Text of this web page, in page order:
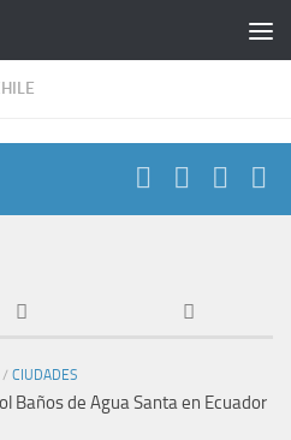
/ CIUDADES
Baños de Agua Santa en Ecuador